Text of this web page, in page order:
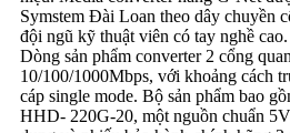
Symstem Đài Loan theo dây chuyền
đội ngũ kỹ thuật viên có tay nghề cao.
Dòng sản phẩm converter 2 cổng
10/100/1000Mbps, với khoảng cách
cáp single mode. Bộ sản phẩm bao
HHD- 220G-20, một nguồn chuẩn